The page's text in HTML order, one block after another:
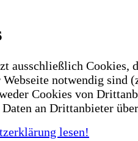
ausschließlich Cookies,
notwendig sind
Cookies von
Daten an Drittanbieter
lesen!